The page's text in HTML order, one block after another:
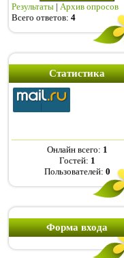
Результаты | Архив опросов
Всего ответов: 4
Статистика
Онлайн всего: 1
Гостей: 1
Пользователей: 0
Форма входа